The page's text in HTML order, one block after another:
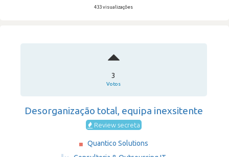
433 visualizações
3
Votos
Desorganização total, equipa inexsitente
Review secreta
Quantico Solutions
·